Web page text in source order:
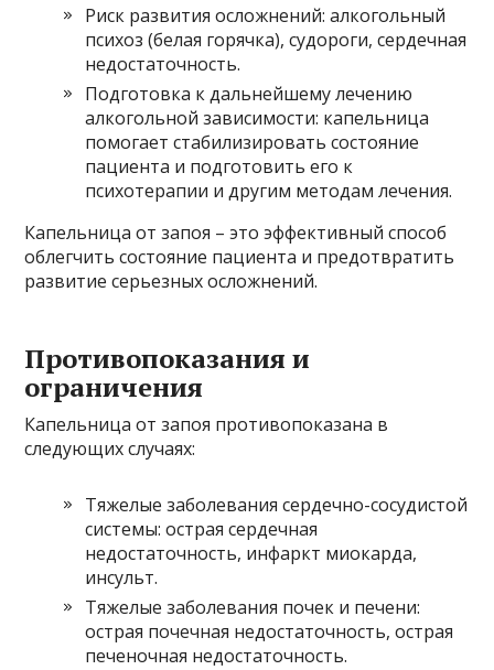
Риск развития осложнений: алкогольный
психоз (белая горячка), судороги, сердечная
недостаточность.
Подготовка к дальнейшему лечению
алкогольной зависимости: капельница
помогает стабилизировать состояние
пациента и подготовить его к
психотерапии и другим методам лечения.
Капельница от запоя – это эффективный способ
облегчить состояние пациента и предотвратить
развитие серьезных осложнений.
Противопоказания и
ограничения
Капельница от запоя противопоказана в
следующих случаях:
Тяжелые заболевания сердечно-сосудистой
системы: острая сердечная
недостаточность, инфаркт миокарда,
инсульт.
Тяжелые заболевания почек и печени:
острая почечная недостаточность, острая
печеночная недостаточность.